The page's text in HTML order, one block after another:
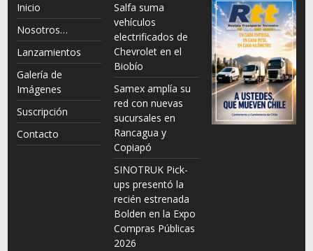
Inicio
Nosotros…
Lanzamientos
Galería de
Imágenes
Suscripción
Contacto
Salfa suma
vehículos
electrificados de
Chevrolet en el
Biobío
Samex amplía su
red con nuevas
sucursales en
Rancagua y
Copiapó
SINOTRUK Pick-
ups presentó la
recién estrenada
Bolden en la Expo
Compras Públicas
2026